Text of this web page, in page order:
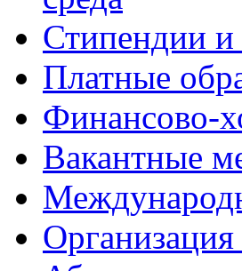
Стипендии
Платные
Финансово-
Вакантные
Организация